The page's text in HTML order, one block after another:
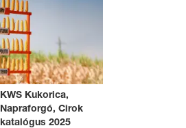
KWS Kukorica,
Napraforgó, Cirok
katalógus 2025